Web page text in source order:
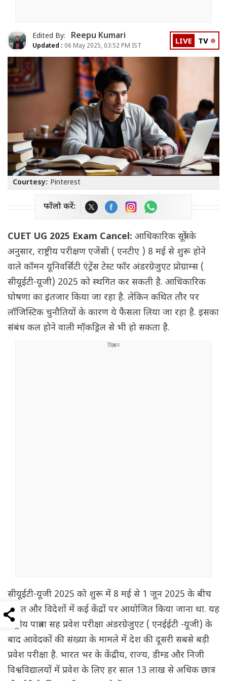
Edited By: Reepu Kumari
Updated : 06 May 2025, 03:52 PM IST LIVE TV
Courtesy: Pinterest
फॉलो करें:
CUET UG 2025 Exam Cancel: आधिकारिक सूत्रों के
अनुसार, राष्ट्रीय परीक्षण एजेंसी ( एनटीए ) 8 मई से शुरू होने
वाले कॉमन यूनिवर्सिटी एंट्रेंस टेस्ट फॉर अंडरग्रेजुएट प्रोग्राम्स (
सीयूईटी-यूजी) 2025 को स्थगित कर सकती है. आधिकारिक
घोषणा का इंतजार किया जा रहा है. लेकिन कथित तौर पर
लॉजिस्टिक चुनौतियों के कारण ये फैसला लिया जा रहा है. इसका
संबंध कल होने वाली मॉ़कड्रिल से भी हो सकता है.
सीयूईटी-यूजी 2025 को शुरू में 8 मई से 1 जून 2025 के बीच
भारत और विदेशों में कई केंद्रों पर आयोजित किया जाना था. यह
राष्ट्रीय पात्रता सह प्रवेश परीक्षा अंडरग्रेजुएट ( एनईईटी -यूजी) के
बाद आवेदकों की संख्या के मामले में देश की दूसरी सबसे बड़ी
प्रवेश परीक्षा है. भारत भर के केंद्रीय, राज्य, डीम्ड और निजी
विश्वविद्यालयों में प्रवेश के लिए हर साल 13 लाख से अधिक छात्र